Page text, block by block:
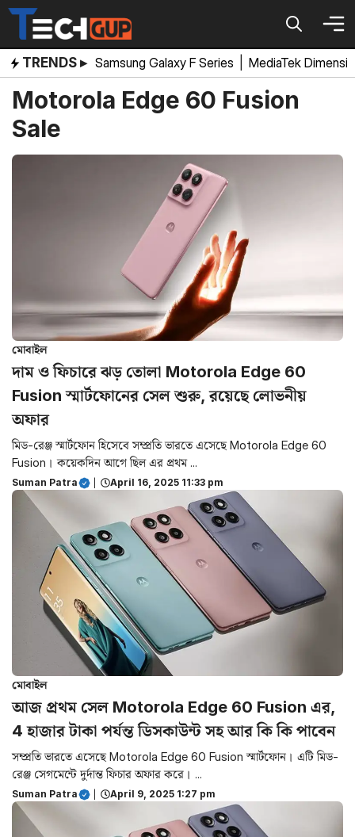
Skip
content
TRENDS ▸ Samsung Galaxy F Series MediaTek
Motorola Edge 60 Fusion
Sale
মোবাইল
দাম ও ফিচারে ঝড় তোলা Motorola Edge 60
Fusion স্মার্টফোনের সেল শুরু, রয়েছে লোভনীয়
অফার
মিড-রেঞ্জ স্মার্টফোন হিসেবে সম্প্রতি ভারতে এসেছে Motorola Edge 60
Fusion। কয়েকদিন আগে ছিল এর প্রথম ...
Suman Patra April 16, 2025 11:33 pm
মোবাইল
আজ প্রথম সেল Motorola Edge 60 Fusion এর,
4 হাজার টাকা পর্যন্ত ডিসকাউন্ট সহ আর কি কি পাবেন
সম্প্রতি ভারতে এসেছে Motorola Edge 60 Fusion স্মার্টফোন। এটি মিড-
রেঞ্জ সেগমেন্টে দুর্দান্ত ফিচার অফার করে। ...
Suman Patra April 9, 2025 1:27 pm